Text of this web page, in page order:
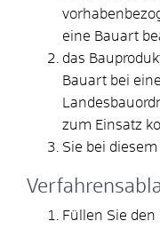
eine Bauart
das
Bauart bei
zum Einsatz
Sie bei
Füllen Sie